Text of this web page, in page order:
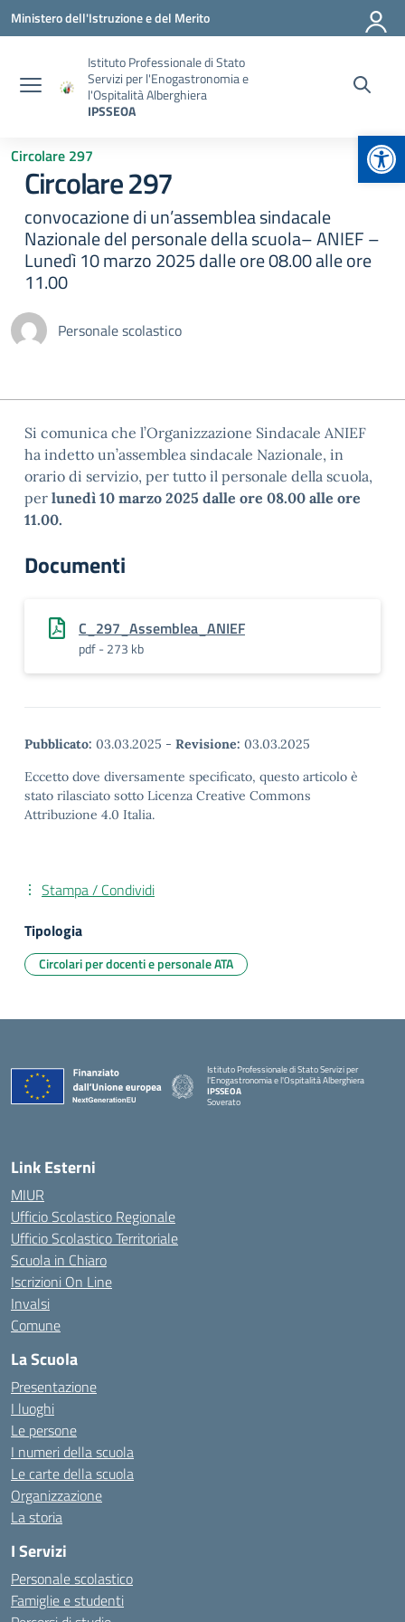
Vai ai contenuti
Vai al menu di navigazione
Vai al footer
Ministero dell'Istruzione e del Merito
Istituto Professionale di Stato
Servizi per l'Enogastronomia e
l'Ospitalità Alberghiera
IPSSEOA
Circolare 297
Circolare 297
convocazione di un’assemblea sindacale
Nazionale del personale della scuola– ANIEF –
Lunedì 10 marzo 2025 dalle ore 08.00 alle ore
11.00
Personale scolastico
Si comunica che l’Organizzazione Sindacale ANIEF
ha indetto un’assemblea sindacale Nazionale, in
orario di servizio, per tutto il personale della scuola,
per lunedì 10 marzo 2025 dalle ore 08.00 alle ore
11.00.
Documenti
C_297_Assemblea_ANIEF
pdf - 273 kb
Pubblicato: 03.03.2025 - Revisione: 03.03.2025
Eccetto dove diversamente specificato, questo articolo è
stato rilasciato sotto Licenza Creative Commons
Attribuzione 4.0 Italia.
Stampa / Condividi
Tipologia
Circolari per docenti e personale ATA
Istituto Professionale di Stato Servizi per
l'Enogastronomia e l'Ospitalità Alberghiera
IPSSEOA
Soverato
Link Esterni
MIUR
Ufficio Scolastico Regionale
Ufficio Scolastico Territoriale
Scuola in Chiaro
Iscrizioni On Line
Invalsi
Comune
La Scuola
Presentazione
I luoghi
Le persone
I numeri della scuola
Le carte della scuola
Organizzazione
La storia
I Servizi
Personale scolastico
Famiglie e studenti